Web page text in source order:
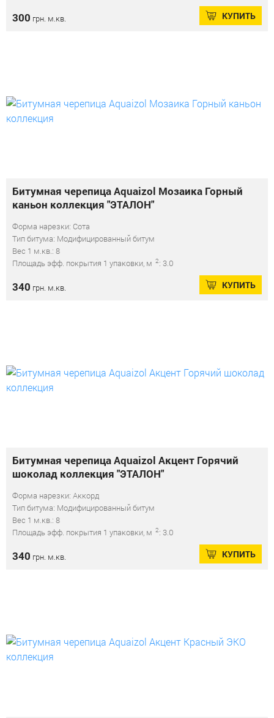
300 грн. м.кв. КУПИТЬ
Битумная черепица Aquaizol Мозаика Горный
каньон коллекция "ЭТАЛОН"
Форма нарезки: Сота
Тип битума: Модифицированный битум
Вес 1 м.кв.: 8
Площадь эфф. покрытия 1 упаковки, м 2: 3.0
340 грн. м.кв. КУПИТЬ
Битумная черепица Aquaizol Акцент Горячий
шоколад коллекция "ЭТАЛОН"
Форма нарезки: Аккорд
Тип битума: Модифицированный битум
Вес 1 м.кв.: 8
Площадь эфф. покрытия 1 упаковки, м 2: 3.0
340 грн. м.кв. КУПИТЬ